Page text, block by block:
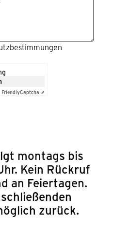
FriendlyCaptcha ⇗
montags bis
Kein Rückruf
an Feiertagen.
zurück.